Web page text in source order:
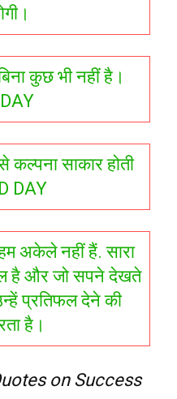
कुछ भी नहीं है।
साकार होती
DAY
अकेले नहीं हैं. सारा
है और जो सपने देखते
प्रतिफल देने की
है।
on Success